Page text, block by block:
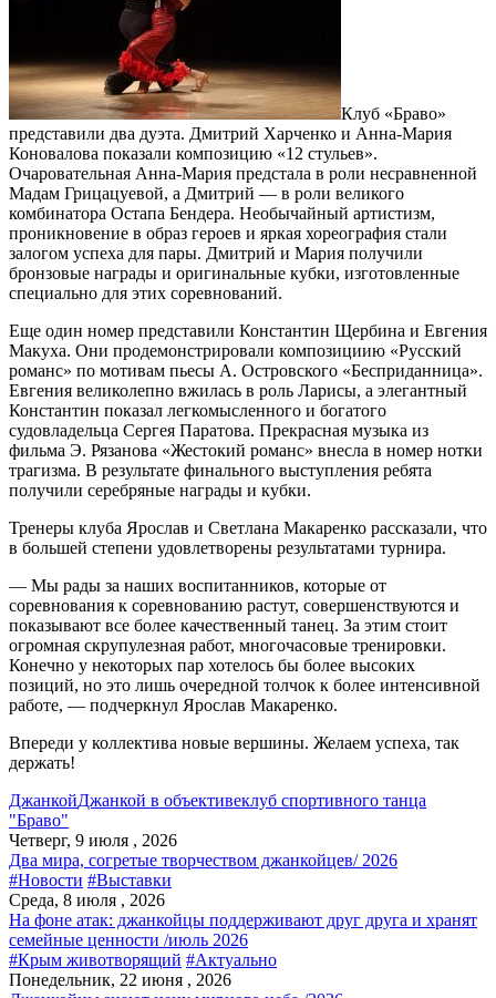
Клуб «Браво»
представили два дуэта. Дмитрий Харченко и Анна-Мария
Коновалова показали композицию «12 стульев».
Очаровательная Анна-Мария предстала в роли несравненной
Мадам Грицацуевой, а Дмитрий — в роли великого
комбинатора Остапа Бендера. Необычайный артистизм,
проникновение в образ героев и яркая хореография стали
залогом успеха для пары. Дмитрий и Мария получили
бронзовые награды и оригинальные кубки, изготовленные
специально для этих соревнований.
Еще один номер представили Константин Щербина и Евгения
Макуха. Они продемонстрировали композициию «Русский
романс» по мотивам пьесы А. Островского «Бесприданница».
Евгения великолепно вжилась в роль Ларисы, а элегантный
Константин показал легкомысленного и богатого
судовладельца Сергея Паратова. Прекрасная музыка из
фильма Э. Рязанова «Жестокий романс» внесла в номер нотки
трагизма. В результате финального выступления ребята
получили серебряные награды и кубки.
Тренеры клуба Ярослав и Светлана Макаренко рассказали, что
в большей степени удовлетворены результатами турнира.
— Мы рады за наших воспитанников, которые от
соревнования к соревнованию растут, совершенствуются и
показывают все более качественный танец. За этим стоит
огромная скрупулезная работ, многочасовые тренировки.
Конечно у некоторых пар хотелось бы более высоких
позиций, но это лишь очередной толчок к более интенсивной
работе, — подчеркнул Ярослав Макаренко.
Впереди у коллектива новые вершины. Желаем успеха, так
держать!
ДжанкойДжанкой в объективеклуб спортивного танца
"Браво"
Четверг, 9 июля , 2026
Два мира, согретые творчеством джанкойцев/ 2026
#Новости #Выставки
Среда, 8 июля , 2026
На фоне атак: джанкойцы поддерживают друг друга и хранят
семейные ценности /июль 2026
#Крым животворящий #Актуально
Понедельник, 22 июня , 2026